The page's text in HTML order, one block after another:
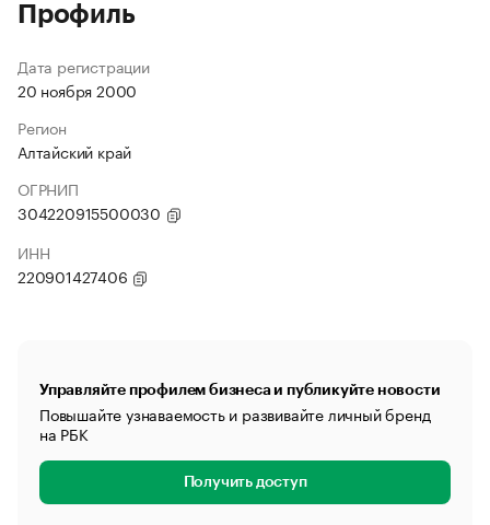
Профиль
Дата регистрации
20 ноября 2000
Регион
Алтайский край
ОГРНИП
304220915500030
ИНН
220901427406
Управляйте профилем бизнеса и публикуйте новости
Повышайте узнаваемость и развивайте личный бренд
на РБК
Получить доступ